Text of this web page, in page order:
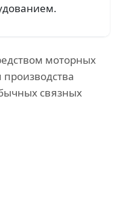
моторных
связных